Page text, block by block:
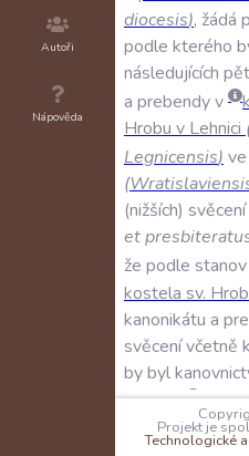
Autoři
Nápověda
diocesis), žádá
podle kterého
následujících
a prebendyv
Hrobu v Lehnici
Legnicensis) ve
(
(nižších) svěcení
et
že podle stanov
kostela sv.
kanonikátu a
svěcenívčetně
bybyl
Řečený
generali
Projekt je
Technologické